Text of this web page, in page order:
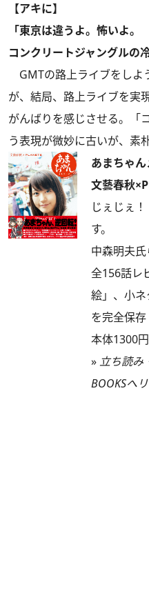
【アキに】
「東京は違うよ。怖いよ。
コンクリートジャングルの
GMTの路上ライブをしよ
が、結局、路上ライブを実
がんばりを感じさせる。「
う表現が微妙に古いが、素
あまちゃ
文藝春秋
じぇじぇ
す。
中森明夫氏
全156話レ
絵」、小
を完全保存
本体1300
» 立ち読み
BOOKSへ